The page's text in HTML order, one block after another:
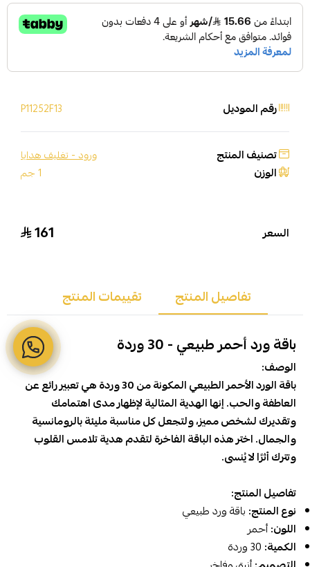
رقم الموديل P11252F13
تصنيف المنتج ورود - تغليف هدايا
الوزن 1 جم
السعر 161
تفاصيل المنتج تقييمات المنتج
باقة ورد أحمر طبيعي - 30 وردة
الوصف:
باقة الورد الأحمر الطبيعي المكونة من 30 وردة هي تعبير رائع عن
العاطفة والحب. إنها الهدية المثالية لإظهار مدى اهتمامك
وتقديرك لشخص مميز، ولتجعل كل مناسبة مليئة بالرومانسية
والجمال. اختر هذه الباقة الفاخرة لتقدم هدية تلامس القلوب
وتترك أثرًا لا يُنسى.
تفاصيل المنتج:
نوع المنتج: باقة ورد طبيعي
اللون:أحمر
الكمية: